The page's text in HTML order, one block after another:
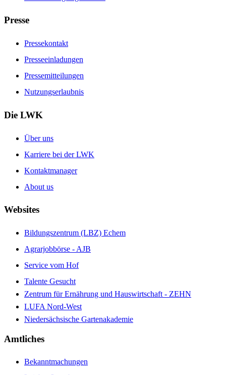
Presse
Pressekontakt
Presseeinladungen
Pressemitteilungen
Nutzungserlaubnis
Die LWK
Über uns
Karriere bei der LWK
Kontaktmanager
About us
Websites
Bildungszentrum (LBZ) Echem
Agrarjobbörse - AJB
Service vom Hof
Talente Gesucht
Zentrum für Ernährung und Hauswirtschaft - ZEHN
LUFA Nord-West
Niedersächsische Gartenakademie
Amtliches
Bekanntmachungen